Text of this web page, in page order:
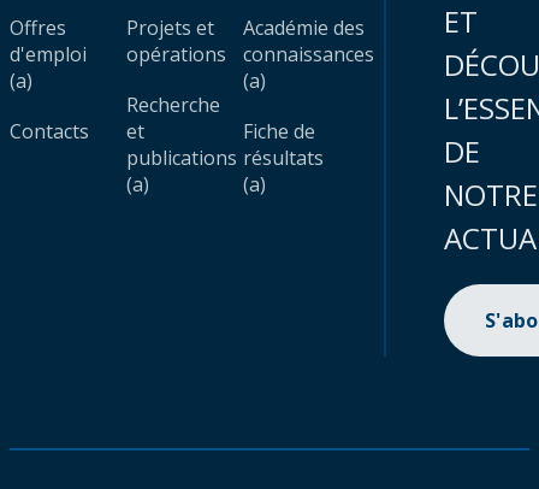
Offres
d'emploi
(a)
Contacts
Projets et
opérations
Recherche
et
publications
(a)
Académie des
connaissances
(a)
Fiche de
résultats
(a)
ET
DE
NOTRE